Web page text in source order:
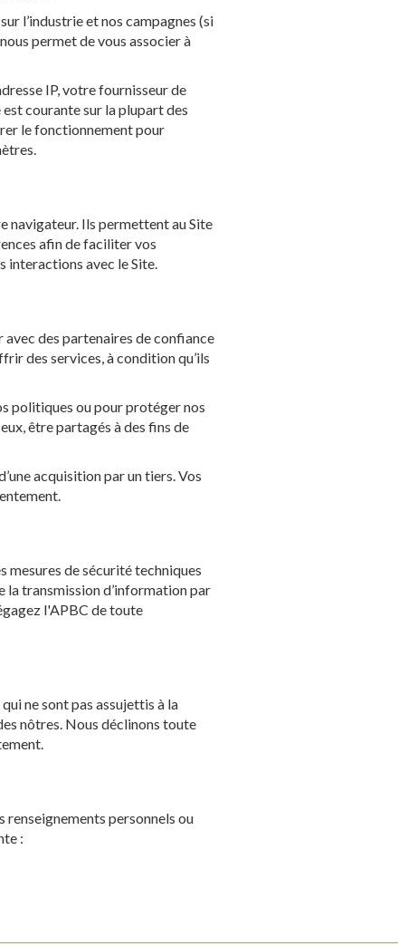
l’industrie et nos campagnes (si
permet de vous associer à
IP, votre fournisseur de
courante sur la plupart des
le fonctionnement pour
navigateur. Ils permettent au Site
afin de faciliter vos
interactions avec le Site.
avec des partenaires de confiance
des services, à condition qu’ils
politiques ou pour protéger nos
être partagés à des fins de
acquisition par un tiers. Vos
mesures de sécurité techniques
la transmission d’information par
l'APBC de toute
ne sont pas assujettis à la
nôtres. Nous déclinons toute
personnels ou
: